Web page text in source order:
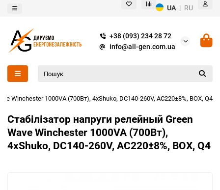
UA | RU
+38 (093) 234 28 72
info@all-gen.com.ua
Winchester 1000VA (700Вт), 4xShuko, DC140-260V, AC220±8%, BOX, Q4
Стабілізатор напруги релейный Green
Wave Winchester 1000VA (700Вт),
4xShuko, DC140-260V, AC220±8%, BOX, Q4